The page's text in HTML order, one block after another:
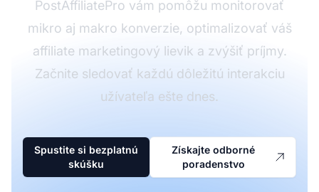
PostAffiliatePro vám pomôžu monitorovať
mikro aj makro konverzie, optimalizovať váš
affiliate marketingový lievik a zvýšiť príjmy.
Začnite sledovať každú dôležitú interakciu
užívateľa ešte dnes.
Spustite si bezplatnú
skúšku
Získajte odborné
poradenstvo